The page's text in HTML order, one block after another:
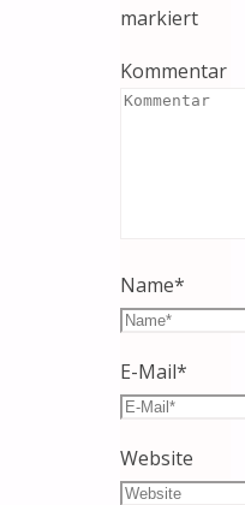
markiert
Kommentar
Name*
E-Mail*
Website